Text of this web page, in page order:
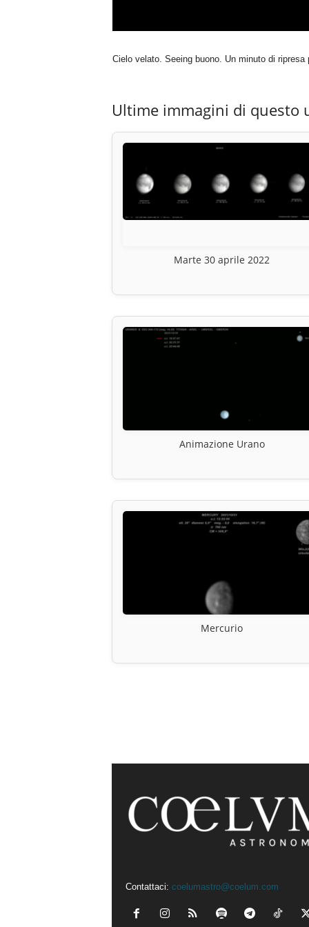
Cielo velato. Seeing buono. Un minuto di ripresa
Ultime immagini di questo
Marte 30 aprile 2022
Animazione Urano
Mercurio
Contattaci: coelumastro@coelum.com